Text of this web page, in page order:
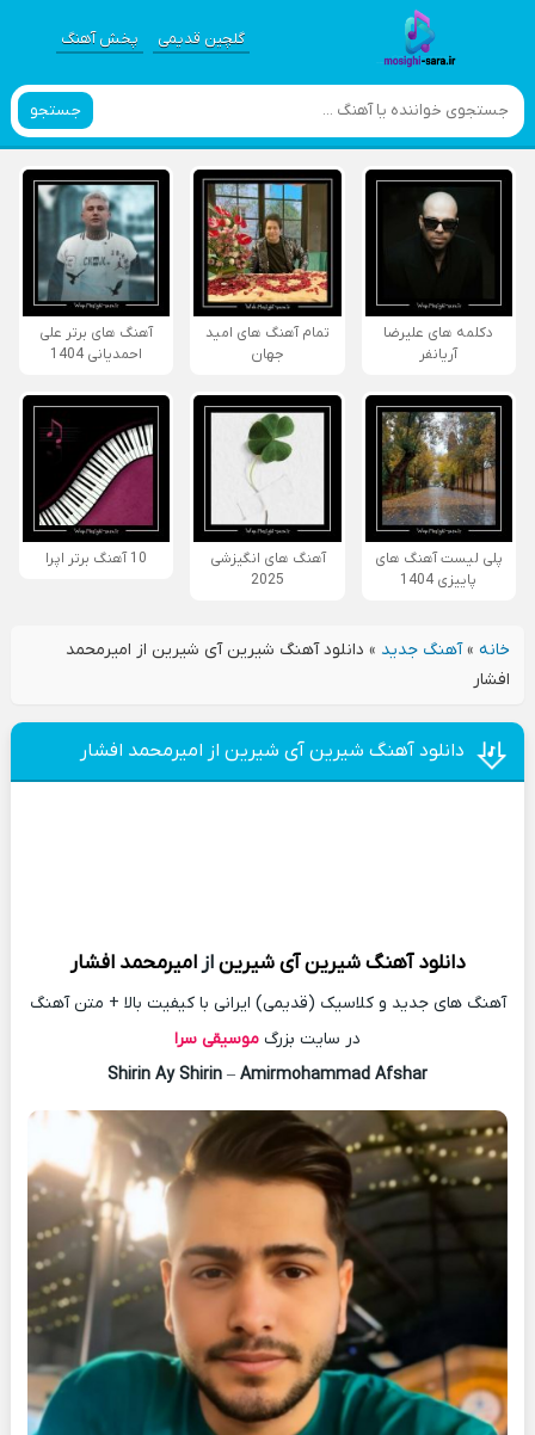
گلچین قدیمی پخش آهنگ
جستجو
دکلمه های علیرضا
آریانفر
تمام آهنگ های امید
جهان
آهنگ های برتر علی
احمدیانی 1404
پلی لیست آهنگ های
پاییزی 1404
آهنگ های انگیزشی
2025
10 آهنگ برتر اپرا
خانه»آهنگ جدید » دانلود آهنگ شیرین آی شیرین از امیرمحمد
افشار
دانلود آهنگ شیرین آی شیرین از امیرمحمد افشار
دانلود آهنگ شیرین آی شیرین ازامیرمحمد افشار
آهنگ های جدید و کلاسیک (قدیمی) ایرانی با کیفیت بالا + متن آهنگ
در سایت بزرگ موسیقی سرا
Shirin Ay Shirin – Amirmohammad Afshar